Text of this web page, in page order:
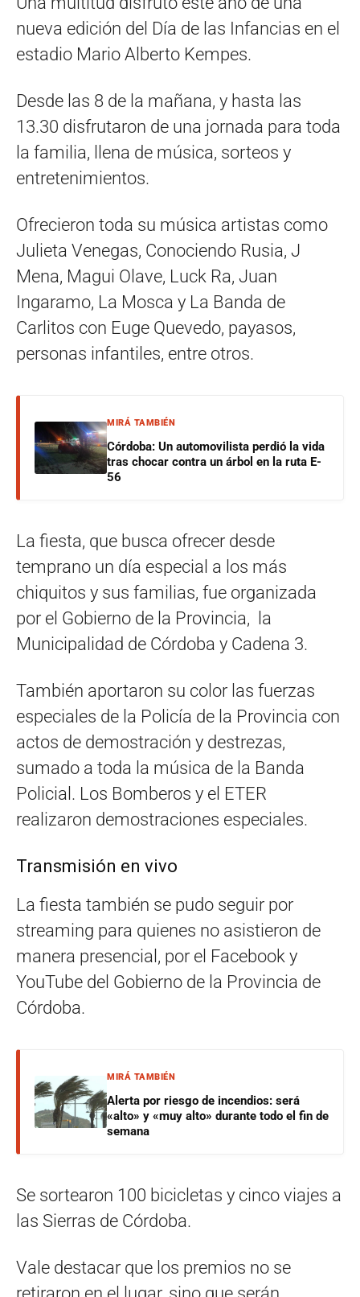
nueva edición del Día de las Infancias en el
estadio Mario Alberto Kempes.
Desde las 8 de la mañana, y hasta las
13.30 disfrutaron de una jornada para toda
la familia, llena de música, sorteos y
entretenimientos.
Ofrecieron toda su música artistas como
Julieta Venegas, Conociendo Rusia, J
Mena, Magui Olave, Luck Ra, Juan
Ingaramo, La Mosca y La Banda de
Carlitos con Euge Quevedo, payasos,
personas infantiles, entre otros.
MIRÁ TAMBIÉN
Córdoba: Un automovilista perdió la vida
tras chocar contra un árbol en la ruta E-
56
La fiesta, que busca ofrecer desde
temprano un día especial a los más
chiquitos y sus familias, fue organizada
por el Gobierno de la Provincia, la
Municipalidad de Córdoba y Cadena 3.
También aportaron su color las fuerzas
especiales de la Policía de la Provincia con
actos de demostración y destrezas,
sumado a toda la música de la Banda
Policial. Los Bomberos y el ETER
realizaron demostraciones especiales.
Transmisión en vivo
La fiesta también se pudo seguir por
streaming para quienes no asistieron de
manera presencial, por el Facebook y
YouTube del Gobierno de la Provincia de
Córdoba.
MIRÁ TAMBIÉN
Alerta por riesgo de incendios: será
«alto» y «muy alto» durante todo el fin de
semana
Se sortearon 100 bicicletas y cinco viajes a
las Sierras de Córdoba.
Vale destacar que los premios no se